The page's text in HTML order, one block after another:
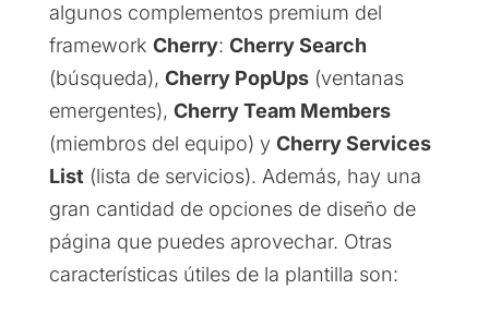
algunos complementos premium del
framework Cherry: Cherry Search
(búsqueda), Cherry PopUps(ventanas
emergentes), Cherry Team Members
(miembros del equipo) y Cherry Services
List (lista de servicios). Además, hay una
gran cantidad de opciones de diseño de
página que puedes aprovechar. Otras
características útiles de la plantilla son: